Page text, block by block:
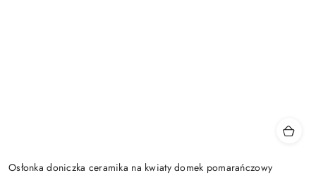
Osłonka doniczka ceramika na kwiaty domek pomarańczowy